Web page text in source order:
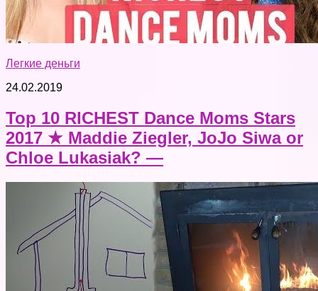
Легкие деньги
24.02.2019
Top 10 RICHEST Dance Moms Stars
2017 ★ Maddie Ziegler, JoJo Siwa or
Chloe Lukasiak? —